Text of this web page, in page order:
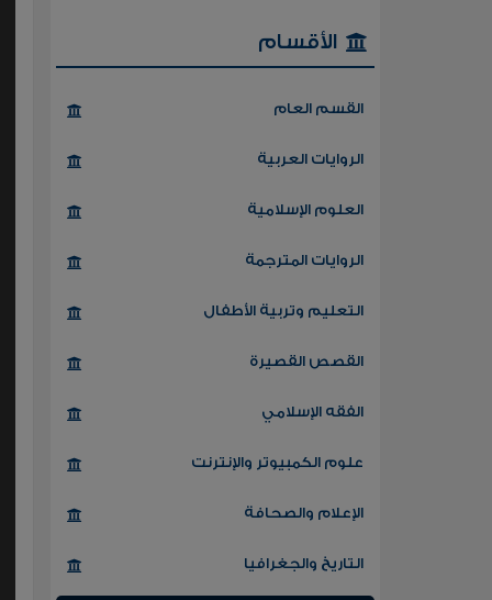
الأقسام
القسم العام
الروايات العربية
العلوم الإسلامية
الروايات المترجمة
التعليم وتربية الأطفال
القصص القصيرة
الفقه الإسلامي
علوم الكمبيوتر والإنترنت
الإعلام والصحافة
التاريخ والجغرافيا